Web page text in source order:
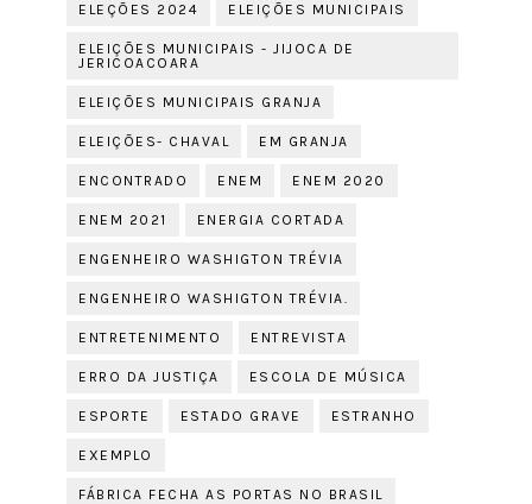
ELEÇÕES 2024 ELEIÇÕES MUNICIPAIS
ELEIÇÕES MUNICIPAIS - JIJOCA DE
JERICOACOARA
ELEIÇÕES MUNICIPAIS GRANJA
ELEIÇÕES- CHAVAL EM GRANJA
ENCONTRADO ENEM ENEM 2020
ENEM 2021 ENERGIA CORTADA
ENGENHEIRO WASHIGTON TRÉVIA
ENGENHEIRO WASHIGTON TRÉVIA.
ENTRETENIMENTO ENTREVISTA
ERRO DA JUSTIÇA ESCOLA DE MÚSICA
ESPORTE ESTADO GRAVE ESTRANHO
EXEMPLO
FÁBRICA FECHA AS PORTAS NO BRASIL